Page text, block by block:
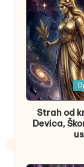
Posted
in
Strah od
Devica,